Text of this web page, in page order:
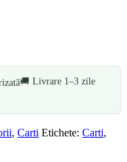
🚚 Livrare 1–3 zile
, Carti Etichete: Carti,